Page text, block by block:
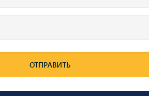
ОТПРАВИТЬ